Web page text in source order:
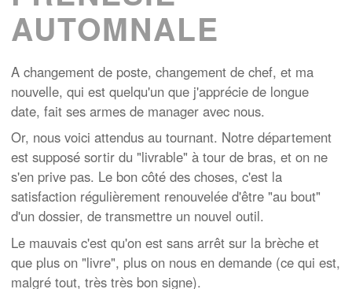
AUTOMNALE
A changement de poste, changement de chef, et ma
nouvelle, qui est quelqu'un que j'apprécie de longue
date, fait ses armes de manager avec nous.
Or, nous voici attendus au tournant. Notre département
est supposé sortir du "livrable" à tour de bras, et on ne
s'en prive pas. Le bon côté des choses, c'est la
satisfaction régulièrement renouvelée d'être "au bout"
d'un dossier, de transmettre un nouvel outil.
Le mauvais c'est qu'on est sans arrêt sur la brèche et
que plus on "livre", plus on nous en demande (ce qui est,
malgré tout, très très bon signe).